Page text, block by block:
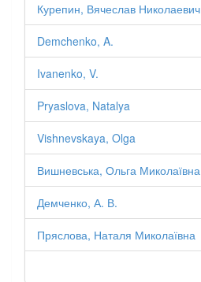
Курепин, Вячеслав Николаевич
Demchenko, A.
Ivanenko, V.
Pryaslova, Natalya
Vishnevskaya, Olga
Вишневська, Ольга Миколаївна
Демченко, А. В.
Пряслова, Наталя Миколаївна